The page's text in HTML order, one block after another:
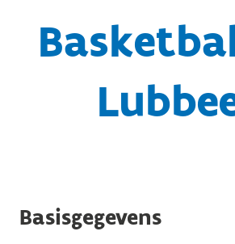
Basisgegevens